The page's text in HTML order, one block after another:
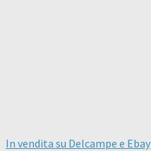
In vendita su Delcampe e Ebay